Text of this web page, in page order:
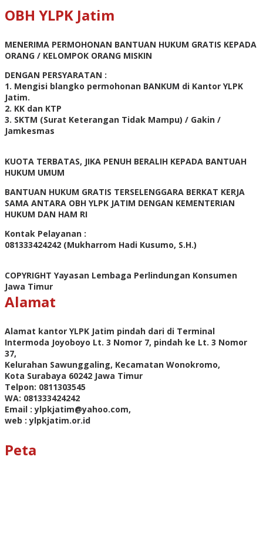
OBH YLPK Jatim
MENERIMA PERMOHONAN BANTUAN HUKUM GRATIS KEPADA
ORANG / KELOMPOK ORANG MISKIN
DENGAN PERSYARATAN :
1. Mengisi blangko permohonan BANKUM di Kantor YLPK
Jatim.
2. KK dan KTP
3. SKTM (Surat Keterangan Tidak Mampu) / Gakin /
Jamkesmas
KUOTA TERBATAS, JIKA PENUH BERALIH KEPADA BANTUAH
HUKUM UMUM
BANTUAN HUKUM GRATIS TERSELENGGARA BERKAT KERJA
SAMA ANTARA OBH YLPK JATIM DENGAN KEMENTERIAN
HUKUM DAN HAM RI
Kontak Pelayanan :
081333424242 (Mukharrom Hadi Kusumo, S.H.)
COPYRIGHT Yayasan Lembaga Perlindungan Konsumen
Jawa Timur
Alamat
Alamat kantor YLPK Jatim pindah dari di Terminal
Intermoda Joyoboyo Lt. 3 Nomor 7, pindah ke Lt. 3 Nomor
37,
Kelurahan Sawunggaling, Kecamatan Wonokromo,
Kota Surabaya 60242 Jawa Timur
Telpon: 0811303545
WA: 081333424242
Email : ylpkjatim@yahoo.com,
web : ylpkjatim.or.id
Peta